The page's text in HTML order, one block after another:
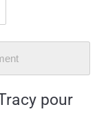
pour